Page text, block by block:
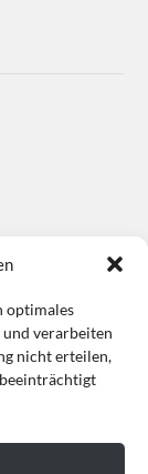
optimales
und verarbeiten
nicht erteilen,
Datenschutz